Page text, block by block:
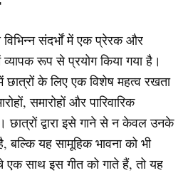
विभिन्न संदर्भों में एक प्रेरक और
रूप से प्रयोग किया गया है।
के लिए एक विशेष महत्व रखता
समारोहों और पारिवारिक
छात्रों द्वारा इसे गाने से न केवल उनके
बल्कि यह सामूहिक भावना को भी
साथ इस गीत को गाते हैं, तो यह